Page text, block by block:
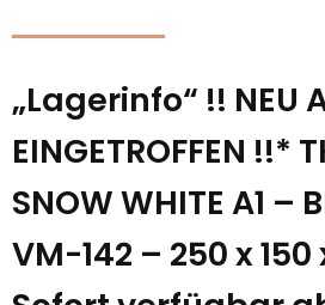
„Lagerinfo“ !! NEU
EINGETROFFEN !!*
SNOW WHITE A1 –
VM-142 – 250 x 150